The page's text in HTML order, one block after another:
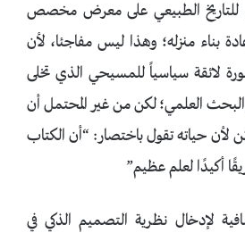
للتاريخ الطبيعي على معرض مخصص
بناء منزله؛ وهذا ليس مفاجئا، لأن
لائقة سياسياً للمسيحي الذي تخلى
البحث العلمي؛ لكن من غير المحتمل أن
لأن حياته تقول باختصار: “أن الكتاب
أكيدًا لعلم عظيم”
لإدخال نظرية التصميم الذكي في